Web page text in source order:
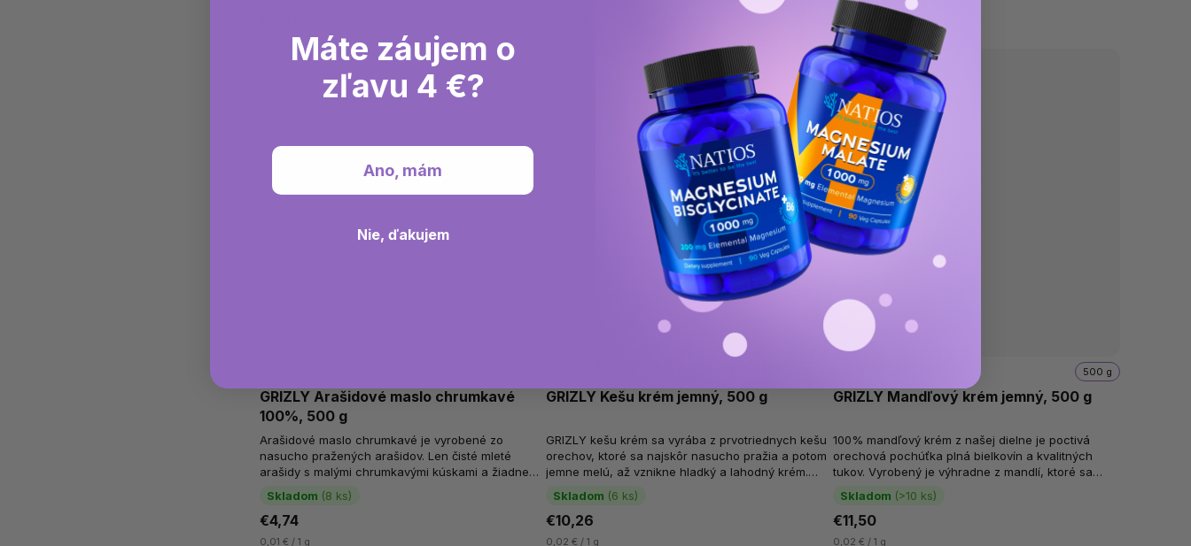
0,02 € / 1 g
€8,71
0,04 € / 1 g
GRIZLY Arašidové maslo chrumkavé
100%, 500 g
Skladom (8 ks)
€4,74
0,01 € / 1 g
Arašidové maslo chrumkavé je vyrobené zo
nasucho pražených arašidov. Len čisté mleté
arašidy s malými chrumkavými kúskami a žiadne
ďalšie prísady. Arašidový krém s kúskami...
GRIZLY Kešu krém jemný, 500 g
Skladom (6 ks)
€10,26
0,02 € / 1 g
GRIZLY kešu krém sa vyrába z prvotriednych kešu
orechov, ktoré sa najskôr nasucho pražia a potom
jemne melú, až vznikne hladký a lahodný krém.
Ten tak vyniká svojou prirodzenou...
GRIZLY Mandľový krém jemný, 500 g
Skladom (>10 ks)
500 g
€11,50
0,02 € / 1 g
100% mandľový krém z našej dielne je poctivá
orechová pochúťka plná bielkovín a kvalitných
tukov. Vyrobený je výhradne z mandlí, ktoré sa
nasucho pražia a vďaka tomu si...
Máte záujem o
zľavu 4 €?
Ano, mám
Nie, ďakujem